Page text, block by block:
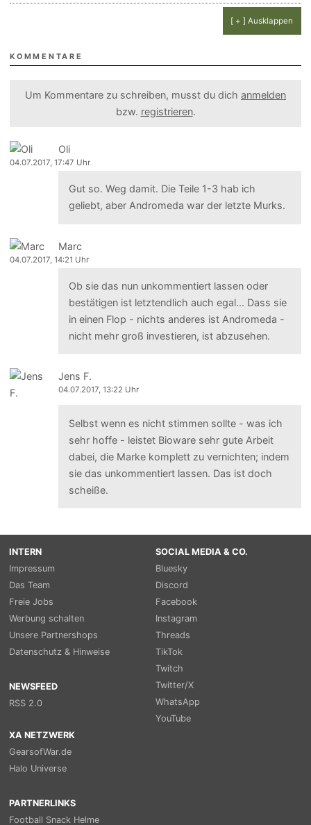
[ + ] Ausklappen
KOMMENTARE
Um Kommentare zu schreiben, musst du dich anmelden
bzw. registrieren.
Oli
04.07.2017, 17:47 Uhr
Gut so. Weg damit. Die Teile 1-3 hab ich
geliebt, aber Andromeda war der letzte Murks.
Marc
04.07.2017, 14:21 Uhr
Ob sie das nun unkommentiert lassen oder
bestätigen ist letztendlich auch egal... Dass sie
in einen Flop - nichts anderes ist Andromeda -
nicht mehr groß investieren, ist abzusehen.
Jens F.
04.07.2017, 13:22 Uhr
Selbst wenn es nicht stimmen sollte - was ich
sehr hoffe - leistet Bioware sehr gute Arbeit
dabei, die Marke komplett zu vernichten; indem
sie das unkommentiert lassen. Das ist doch
scheiße.
INTERN
Impressum
Das Team
Freie Jobs
Werbung schalten
Unsere Partnershops
Datenschutz & Hinweise
NEWSFEED
RSS 2.0
SOCIAL MEDIA & CO.
Bluesky
Discord
Facebook
Instagram
Threads
TikTok
Twitch
Twitter/X
WhatsApp
YouTube
XA NETZWERK
GearsofWar.de
Halo Universe
PARTNERLINKS
Football Snack Helme